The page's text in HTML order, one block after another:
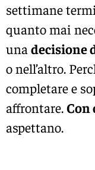
settimane
quanto mai
una decisione
o nell’altro.
completare e
affrontare.Con
aspettano.